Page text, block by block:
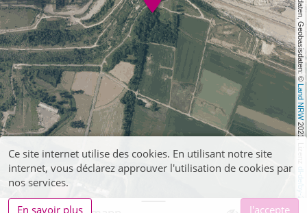
, Kartendaten, Geobasisdaten: ©
Land NRW
2021, Lizenz
dl-de/by-2-0
Ce site internet utilise des cookies. En utilisant notre site
internet, vous déclarez approuver l'utilisation de cookies par
nos services.
En savoir plus
J'accepte